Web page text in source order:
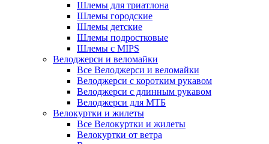
Шлемы для триатлона
Шлемы городские
Шлемы детские
Шлемы подростковые
Шлемы с MIPS
Велоджерси и веломайки
Все Велоджерси и веломайки
Велоджерси с коротким рукавом
Велоджерси с длинным рукавом
Велоджерси для МТБ
Велокуртки и жилеты
Все Велокуртки и жилеты
Велокуртки от ветра